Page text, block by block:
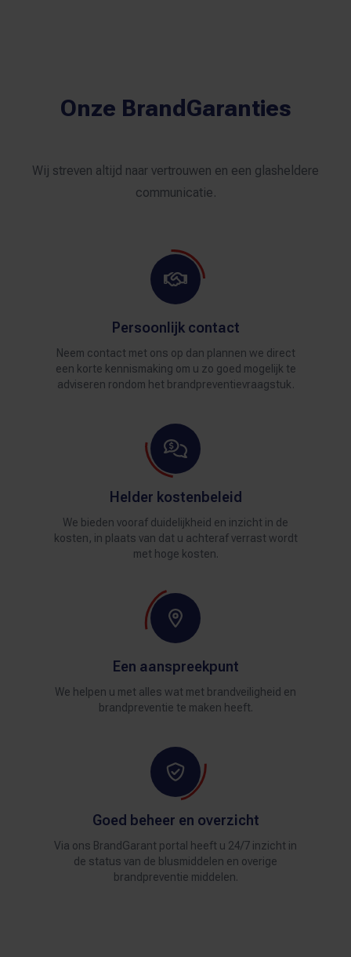
Onze BrandGaranties
Wij streven altijd naar vertrouwen en een glasheldere
communicatie.
Persoonlijk contact
Neem contact met ons op dan plannen we direct
een korte kennismaking om u zo goed mogelijk te
adviseren rondom het brandpreventievraagstuk.
Helder kostenbeleid
We bieden vooraf duidelijkheid en inzicht in de
kosten, in plaats van dat u achteraf verrast wordt
met hoge kosten.
Een aanspreekpunt
We helpen u met alles wat met brandveiligheid en
brandpreventie te maken heeft.
Goed beheer en overzicht
Via ons BrandGarant portal heeft u 24/7 inzicht in
de status van de blusmiddelen en overige
brandpreventie middelen.